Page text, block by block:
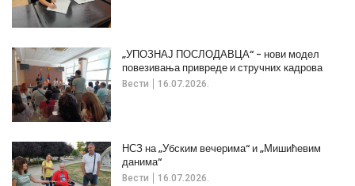
Вести 16.07.2026.
„УПОЗНАЈ ПОСЛОДАВЦА“ - нови модел
повезивања привреде и стручних кадрова
Вести 16.07.2026.
НСЗ на „Убским вечерима“ и „Мишићевим
данима“